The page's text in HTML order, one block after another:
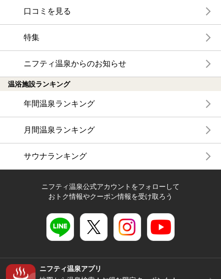
口コミを見る
特集
ニフティ温泉からのお知らせ
温浴施設ランキング
年間温泉ランキング
月間温泉ランキング
サウナランキング
ニフティ温泉公式アカウントをフォローして
おトク情報やクーポン情報を受け取ろう
ニフティ温泉アプリ